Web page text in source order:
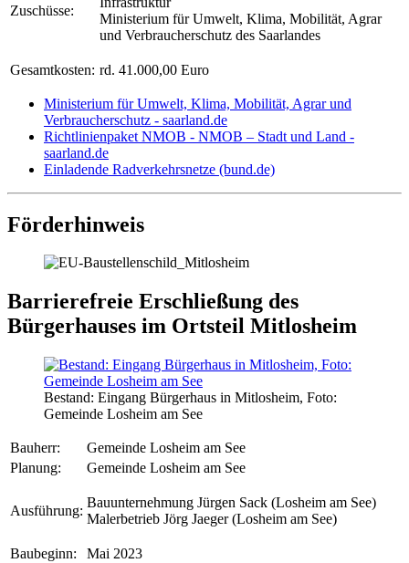
Zuschüsse:
Ministerium für Umwelt, Klima, Mobilität, Agrar
und Verbraucherschutz des Saarlandes
Gesamtkosten: rd. 41.000,00 Euro
Ministerium für Umwelt, Klima, Mobilität, Agrar und
Verbraucherschutz - saarland.de
Richtlinienpaket NMOB - NMOB – Stadt und Land -
saarland.de
Einladende Radverkehrsnetze (bund.de)
Förderhinweis
Barrierefreie Erschließung des
Bürgerhauses im Ortsteil Mitlosheim
Bestand: Eingang Bürgerhaus in Mitlosheim, Foto:
Gemeinde Losheim am See
Bauherr:
Gemeinde Losheim am See
Planung:
Gemeinde Losheim am See
Ausführung:
Bauunternehmung Jürgen Sack (Losheim am See)
Malerbetrieb Jörg Jaeger (Losheim am See)
Baubeginn:
Mai 2023